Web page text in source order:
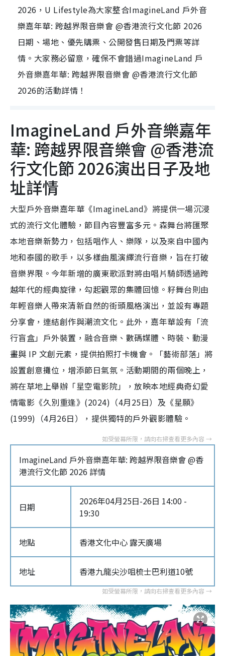
2026，U Lifestyle為大家整合ImagineLand 戶外音
樂嘉年華: 跨越界限音樂會 @香港流行文化節 2026
日期、場地、優先購票、公開發售日期及門票等詳
情。大家務必留意，確保不會錯過ImagineLand 戶
外音樂嘉年華: 跨越界限音樂會 @香港流行文化節
2026的活動詳情！
ImagineLand 戶外音樂嘉年
華: 跨越界限音樂會 @香港流
行文化節 2026演出日子及地
址詳情
大型戶外音樂嘉年華《ImagineLand》將提供一場沉浸
式的流行文化體驗，節目內容豐富多元。森舞台將匯聚
本地音樂新勢力，包括唱作人、樂隊，以及來自中國內
地和泰國的歌手，以多樣曲風演繹流行音樂，旨在打破
音樂界限。今年新增的廣東歌派對將由唱片騎師透過跨
越年代的經典旋律，勾起觀眾的集體回憶。籽舞台則由
年輕音樂人帶來清新自然的街頭風格演出，並設有專題
分享會，連結創作與潮流文化。此外，嘉年華設有「流
行盲盒」戶外裝置，融合音樂、數碼媒體、時裝、動漫
畫與 IP 文創元素，提供拍照打卡機會。「藝術部落」將
設置創意攤位，增添節日氣氛。活動期間的兩個晚上，
將在草地上舉辦「星空電影院」，放映本地經典奇幻愛
情電影《久別重逢》(2024)（4月25日）及《星願》
(1999)（4月26日），提供獨特的戶外觀影體驗。
ImagineLand 戶外音樂嘉年華: 跨越界限音樂會 @香
港流行文化節 2026 詳情
日期
2026年04月25日-26日 14:00 -
19:30
地點 香港文化中心 露天廣場
地址 香港九龍尖沙咀梳士巴利道10號